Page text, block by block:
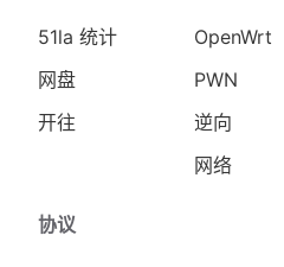
51la 统计
网盘
开往
OpenWrt
PWN
逆向
网络
协议